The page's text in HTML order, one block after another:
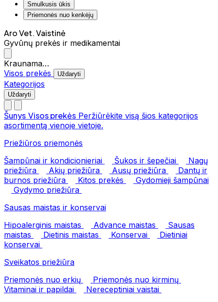
Smulkusis ūkis
Priemonės nuo kenkėjų
Aro Vet. Vaistinė
Gyvūnų prekės ir medikamentai
Kraunama…
Visos prekės
Uždaryti
Kategorijos
Uždaryti
Šunys Visos prekės Peržiūrėkite visą šios kategorijos
asortimentą vienoje vietoje.
Priežiūros priemonės
Šampūnai ir kondicionieriai
Šukos ir šepečiai
Nagų
priežiūra
Akių priežiūra Ausų priežiūra
Dantų ir
burnos priežiūra
Kitos prekės
Gydomieji šampūnai
Gydymo priežiūra
Sausas maistas ir konservai
Hipoalerginis maistas
Advance maistas
Sausas
maistas
Dietinis maistas Konservai
Dietiniai
konservai
Sveikatos priežiūra
Priemonės nuo erkių
Priemonės nuo kirminų
Vitaminai ir papildai
Nereceptiniai vaistai